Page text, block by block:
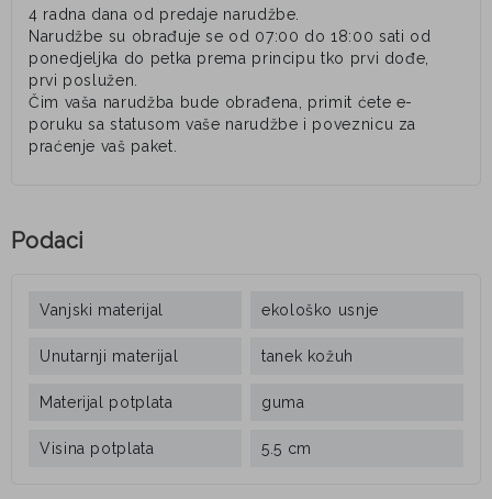
4 radna dana od predaje narudžbe.
Narudžbe su obrađuje se od 07:00 do 18:00 sati od
ponedjeljka do petka prema principu tko prvi dođe,
prvi poslužen.
Čim vaša narudžba bude obrađena, primit ćete e-
poruku sa statusom vaše narudžbe i poveznicu za
praćenje vaš paket.
Podaci
Vanjski materijal ekološko usnje
Unutarnji materijal tanek kožuh
Materijal potplata guma
Visina potplata 5.5 cm